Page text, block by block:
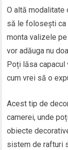
O altă
să le folosești
monta valizele
vor adăuga nu
Poți lăsa
cum vrei să o
Acest tip de
camerei, unde
obiecte
sistem de rafturi